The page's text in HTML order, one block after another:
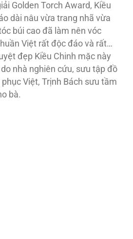
Golden Torch Award, Kiều
dài nâu vừa trang nhã vừa
búi cao đã làm nên vóc
Việt rất độc đáo và rất…
đẹp Kiều Chinh mặc này
nhà nghiên cứu, sưu tập đồ
Việt, Trịnh Bách sưu tầm
bà.